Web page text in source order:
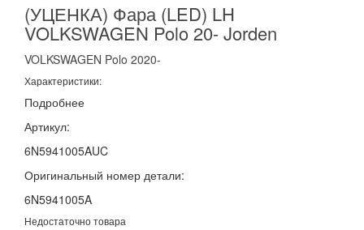
(УЦЕНКА) Фара (LED) LH
VOLKSWAGEN Polo 20- Jorden
VOLKSWAGEN Polo 2020-
Характеристики:
Подробнее
Артикул:
6N5941005AUC
Оригинальный номер детали:
6N5941005A
Недостаточно товара